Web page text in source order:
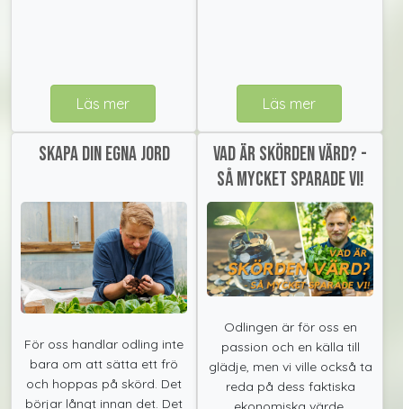
Läs mer Läs mer
Skapa din egna jord
För oss handlar odling inte
bara om att sätta ett frö
och hoppas på skörd. Det
börjar långt innan det. Det
Vad är skörden värd? -
så mycket sparade vi!
Odlingen är för oss en
passion och en källa till
glädje, men vi ville också ta
reda på dess faktiska